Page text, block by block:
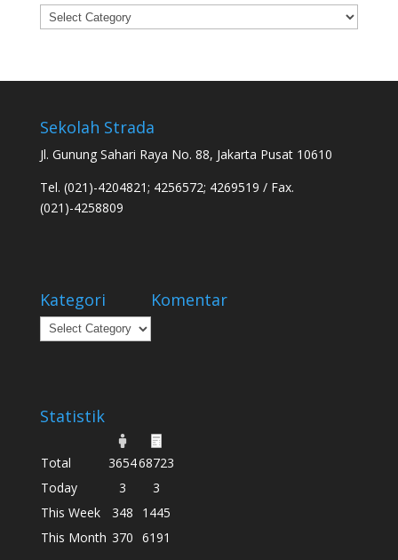
Categories
Sekolah Strada
Jl. Gunung Sahari Raya No. 88, Jakarta Pusat 10610
Tel. (021)-4204821; 4256572; 4269519 / Fax.
(021)-4258809
Kategori
Kategori
Komentar
Statistik
Total 365468723
Today
3
3
This Week
348
1445
This Month 370 6191